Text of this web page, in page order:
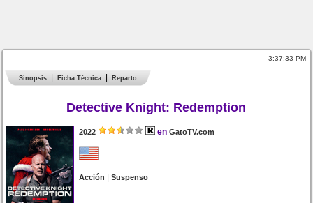
3:37:33 PM
Sinopsis Ficha Técnica Reparto
Detective Knight: Redemption
2022 en GatoTV.com
Acción |Suspenso